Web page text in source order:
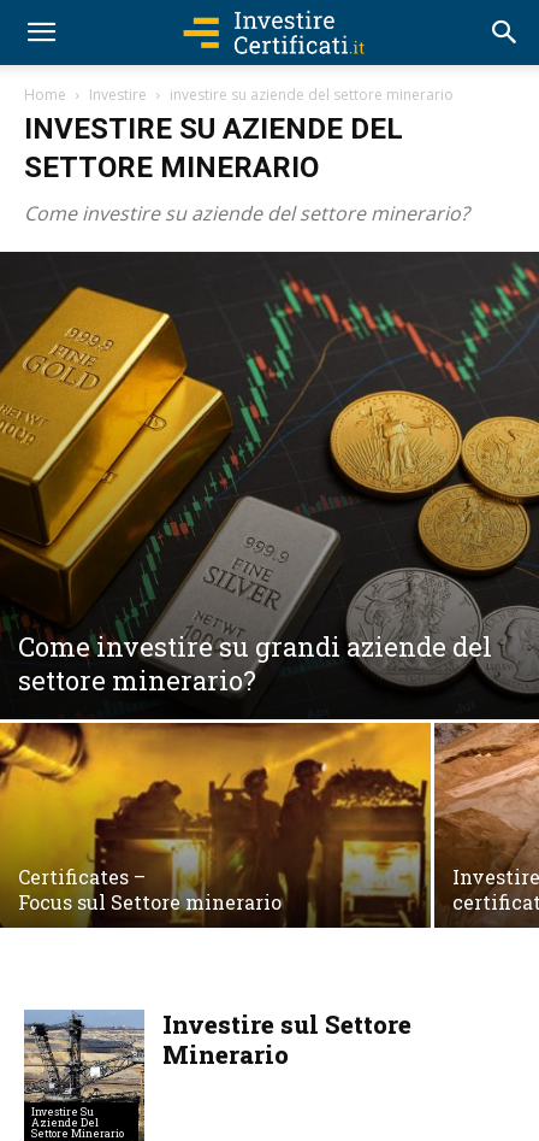
Home Investire investire su aziende del settore minerario
INVESTIRE SU AZIENDE DEL
SETTORE MINERARIO
Come investire su aziende del settore minerario?
Come investire su grandi aziende del
settore minerario?
Certificates –
Focus sul Settore minerario
Investire Su
Aziende Del
Settore Minerario
Investire sul Settore
Minerario